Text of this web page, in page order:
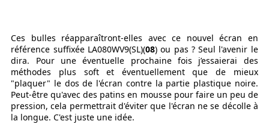
Ces bulles réapparaîtront-elles avec ce nouvel écran en
référence suffixée LA080WV9(SL)(08) ou pas ? Seul l'avenir le
dira. Pour une éventuelle prochaine fois j’essaierai des
méthodes plus soft et éventuellement que de mieux
"plaquer" le dos de l'écran contre la partie plastique noire.
Peut-être qu'avec des patins en mousse pour faire un peu de
pression, cela permettrait d'éviter que l'écran ne se décolle à
la longue. C'est juste une idée.